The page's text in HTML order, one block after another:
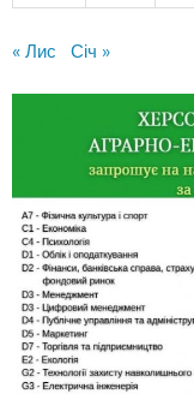
« Лис Січ »